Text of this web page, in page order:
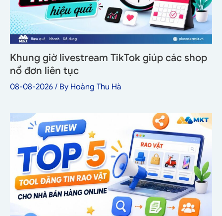
Khung giờ livestream TikTok giúp các shop
nổ đơn liên tục
08-08-2026 / By Hoàng Thu Hà